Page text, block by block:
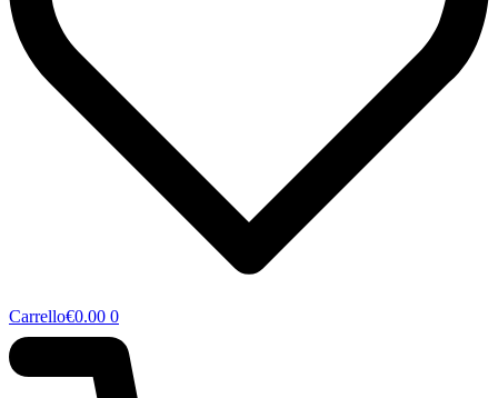
Carrello€0.00 0